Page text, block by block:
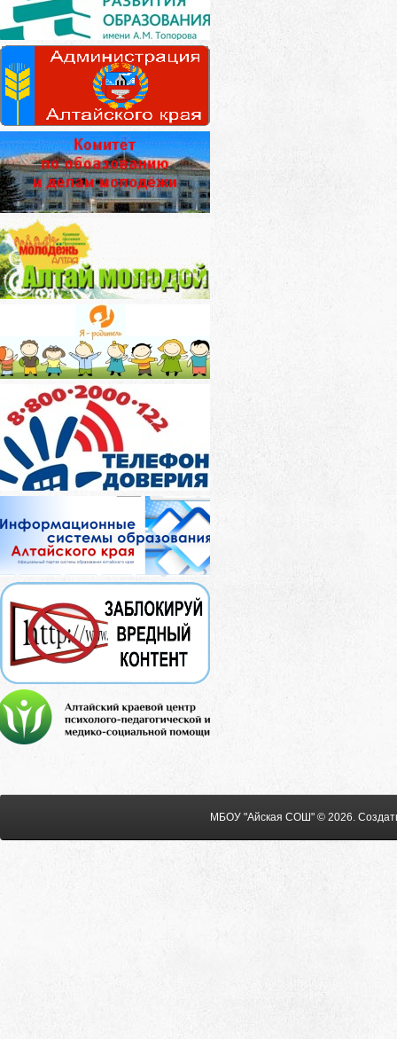
МБОУ "Айская СОШ" © 2026.